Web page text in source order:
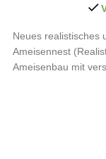
Neues realistisches
Ameisennest
Ameisenbau mit